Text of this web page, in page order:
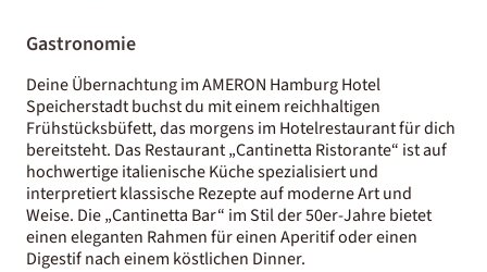
Gastronomie
Deine Übernachtung im AMERON Hamburg Hotel
Speicherstadt buchst du mit einem reichhaltigen
Frühstücksbüfett, das morgens im Hotelrestaurant für dich
bereitsteht. Das Restaurant „Cantinetta Ristorante“ ist auf
hochwertige italienische Küche spezialisiert und
interpretiert klassische Rezepte auf moderne Art und
Weise. Die „Cantinetta Bar“ im Stil der 50er-Jahre bietet
einen eleganten Rahmen für einen Aperitif oder einen
Digestif nach einem köstlichen Dinner.